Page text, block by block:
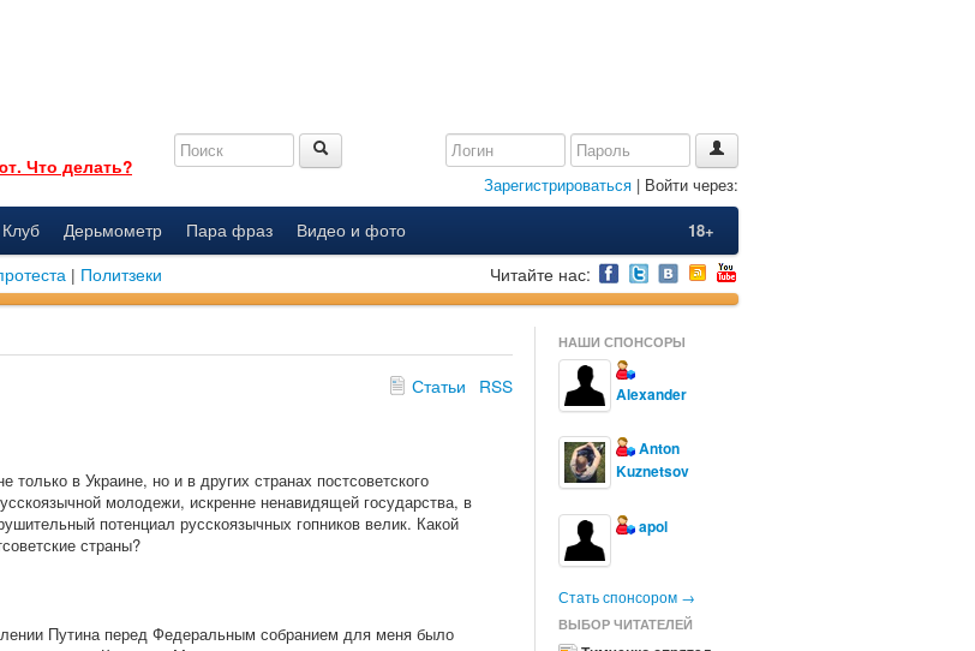
Что делать?
Зарегистрироваться | Войти через:
18+
Клуб Дерьмометр Пара фраз
Видео и фото
| Политзеки Читайте нас:
Статьи
RSS
только в Украине, но и в других странах постсоветского
молодежи, искренне ненавидящей государства, в
потенциал русскоязычных гопников велик. Какой
страны?
Путина перед Федеральным собранием для меня было
НАШИ СПОНСОРЫ
Alexander
Anton
Kuznetsov
apol
Стать спонсором →
ВЫБОР ЧИТАТЕЛЕЙ